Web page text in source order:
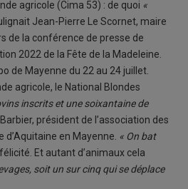
agricole (Cima 53) : de quoi «
Jean-Pierre Le Scornet, maire
de la conférence de presse de
2022 de la Fête de la Madeleine.
de Mayenne du 22 au 24 juillet.
agricole, le National Blondes
inscrits et une soixantaine de
président de l’association des
d’Aquitaine en Mayenne. « On bat
félicité. Et autant d’animaux cela
soit un sur cinq qui se déplace